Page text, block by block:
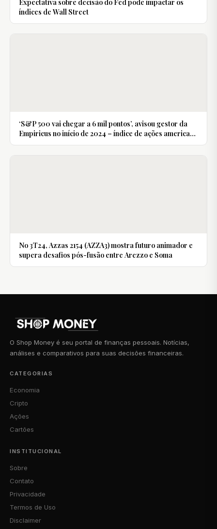
índices de Wall Street
‘S&P 500 vai chegar a 6 mil pontos’, avisou gestor da
Empiricus no início de 2024 – índice de ações americano
bate recorde; veja o que mais esperar no final do ano
No 3T24, Azzas 2154 (AZZA3) mostra futuro animador e
supera desafios pós-fusão entre Arezzo e Soma
O Shop Money é seu portal de finanças pessoais. Notícias,
análises e comparativos para suas decisões financeiras.
CATEGORIAS
Economia
Cripto
Ações
Cartões
INSTITUCIONAL
Sobre
Contato
Privacidade
Termos de Uso
Disclaimer